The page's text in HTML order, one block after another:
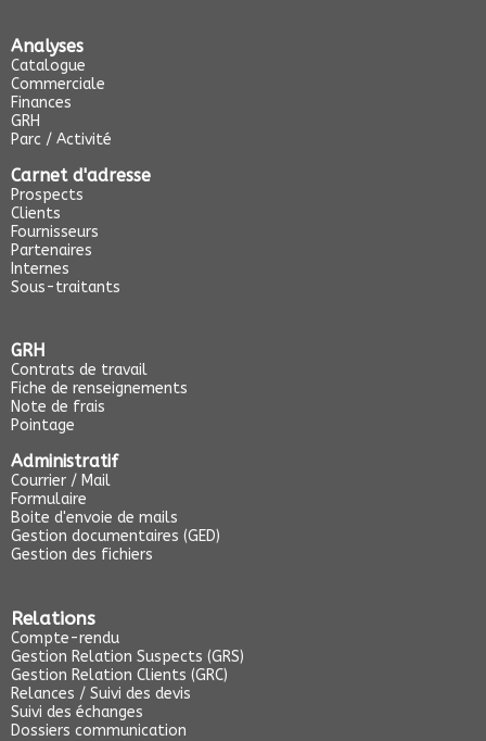
Analyses
Catalogue
Commerciale
Finances
GRH
Parc / Activité
Carnet d'adresse
Prospects
Clients
Fournisseurs
Partenaires
Internes
Sous-traitants
GRH
Contrats de travail
Fiche de renseignements
Note de frais
Pointage
Administratif
Courrier / Mail
Formulaire
Boite d'envoie de mails
Gestion documentaires (GED)
Gestion des fichiers
Relations
Compte-rendu
Gestion Relation Suspects (GRS)
Gestion Relation Clients (GRC)
Relances / Suivi des devis
Suivi des échanges
Dossiers communication